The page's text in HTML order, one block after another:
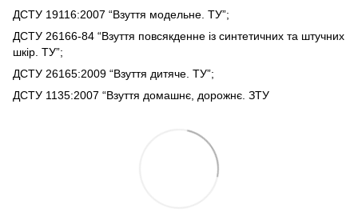
ДСТУ 19116:2007 “Взуття модельне. ТУ”;
ДСТУ 26166-84 “Взуття повсякденне із синтетичних та штучних
шкір. ТУ”;
ДСТУ 26165:2009 “Взуття дитяче. ТУ”;
ДСТУ 1135:2007 “Взуття домашнє, дорожнє. ЗТУ